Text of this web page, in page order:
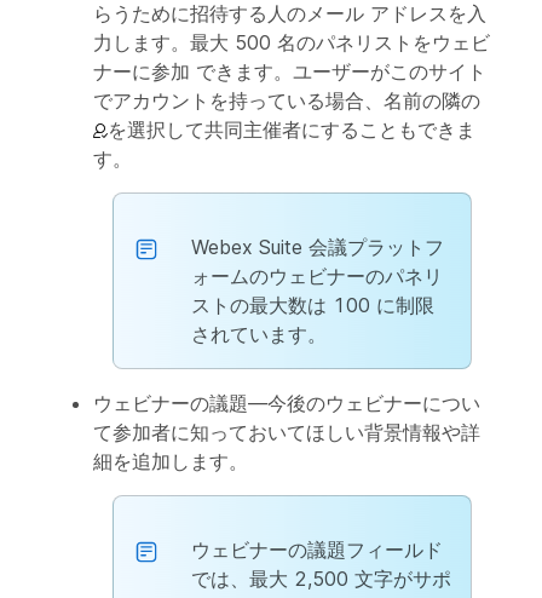
らうために招待する人のメール アドレスを入
力します。最大 500 名のパネリストをウェビ
ナーに参加 できます。ユーザーがこのサイト
でアカウントを持っている場合、名前の隣の
を選択して共同主催者にすることもできま
す。
Webex Suite 会議プラットフ
ォームのウェビナーのパネリ
ストの最大数は 100 に制限
されています。
ウェビナーの議題—今後のウェビナーについ
て参加者に知っておいてほしい背景情報や詳
細を追加します。
ウェビナーの議題フィールド
では、最大 2,500 文字がサポ